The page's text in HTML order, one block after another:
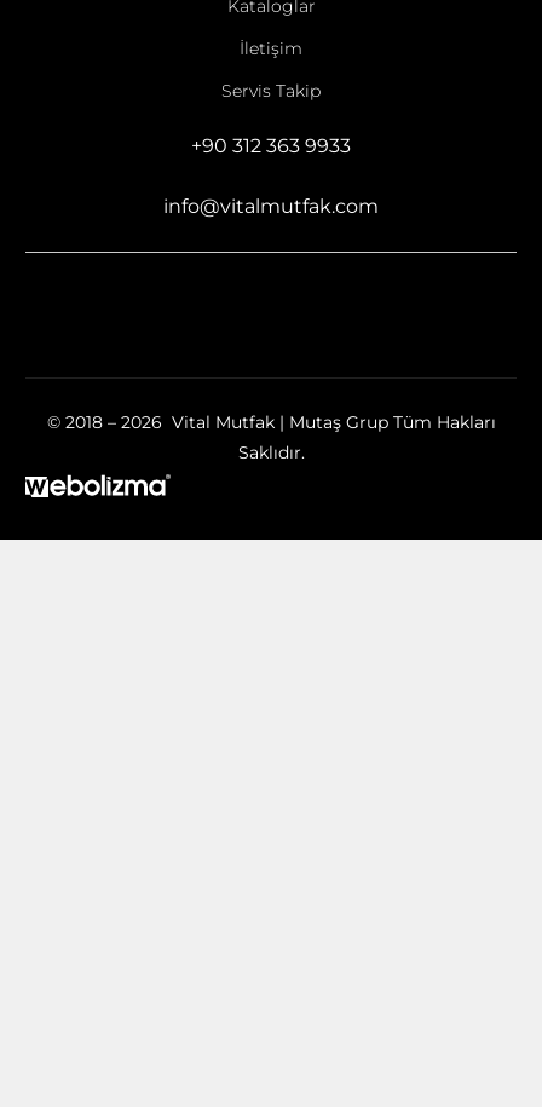
Kataloglar
İletişim
Servis Takip
+90 312 363 9933
info@vitalmutfak.com
© 2018 – 2026 Vital Mutfak | Mutaş Grup Tüm Hakları
Saklıdır.